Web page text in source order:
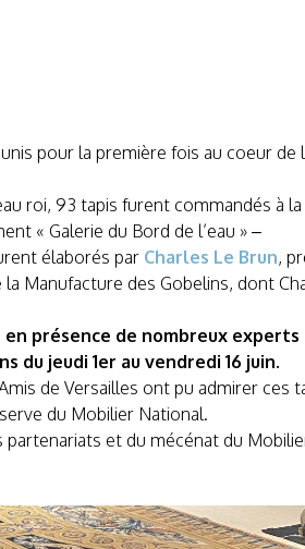
pour la première fois au coeur de
roi, 93 tapis furent commandés à la
« Galerie du Bord de l’eau » –
élaborés par Charles Le Brun,
Manufacture des Gobelins, dont
présence de nombreux experts
du jeudi 1er au vendredi 16 juin.
de Versailles ont pu admirer ces
du Mobilier National.
et du mécénat du